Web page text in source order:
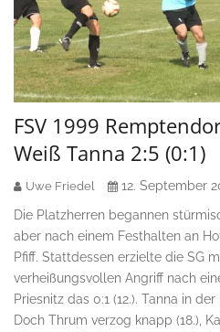
FSV 1999
Weiß Tanna 2:5 (0:1)
Uwe Friedel
12. September
Die Platzherren begannen
aber nach einem Festhalten an
Pfiff. Stattdessen erzielte die SG
verheißungsvollen Angriff nach
Priesnitz das 0:1 (12.). Tanna in
Doch Thrum verzog knapp (18.),